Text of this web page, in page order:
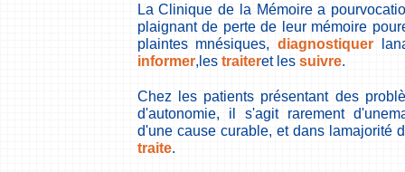
La Clinique de la Mémoire a
plaignant de perte de leur mémoire
plaintes mnésiques,diagnostiquer
informer,les traiteret les suivre.
Chez les patients présentant des
d'autonomie, il s'agit rarement
d'une cause curable, et dans lamajorité
traite.